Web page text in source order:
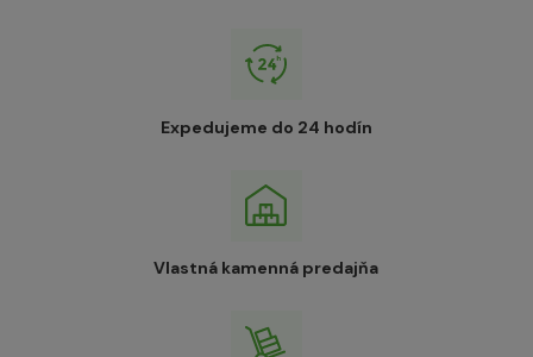
Expedujeme do 24 hodín
Vlastná kamenná predajňa